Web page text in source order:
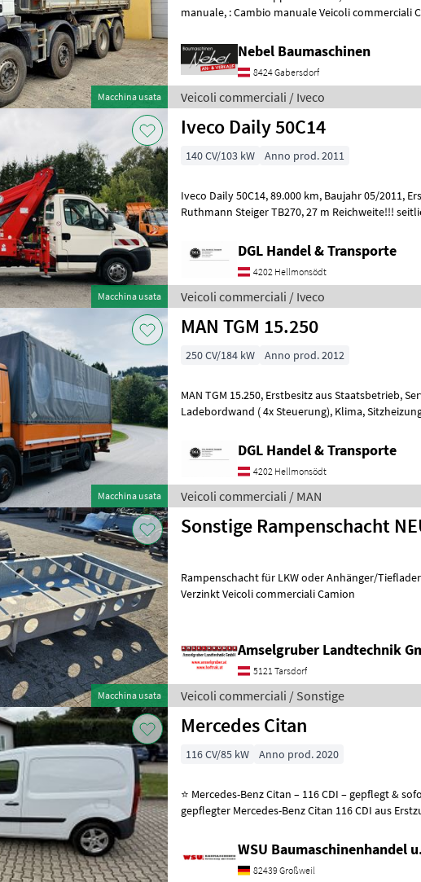
Macchina usata
manuale, : Cambio manuale Veicoli
Nebel Baumaschinen
8424 Gabersdorf
Veicoli commerciali / Iveco
Macchina usata
Iveco Daily 50C14
140 CV/103 kW Anno prod. 2011
Iveco Daily 50C14, 89.000 km, Baujahr 05/2011, Erstbesitz aus Staatsbetrieb, Diesel, 3sitzig,
Ruthmann Steiger TB270, 27 m
DGL Handel & Transporte
4202 Hellmonsödt
Veicoli commerciali / Iveco
Macchina usata
MAN TGM 15.250
250 CV/184 kW Anno prod. 2012
MAN TGM 15.250, Erstbesitz aus Staatsbetrieb, Service gepflegt, Baujahr 04/2012, 188.000 km,
DGL Handel & Transporte
4202 Hellmonsödt
Veicoli commerciali / MAN
Macchina usata
Sonstige Rampenschacht
Rampenschacht für LKW oder Anhänger/Tieflader zu verkaufen, Neu
Verzinkt Veicoli commerciali Camion
Amselgruber Landtechnik
5121 Tarsdorf
Veicoli commerciali / Sonstige
Mercedes Citan
116 CV/85 kW Anno prod. 2020
⭐ Mercedes-Benz Citan – 116 CDI – gepflegt & sofort verfügbar ⭐
gepflegter Mercedes-Benz Citan 116 CDI aus
WSU Baumaschinenhandel
82439 Großweil